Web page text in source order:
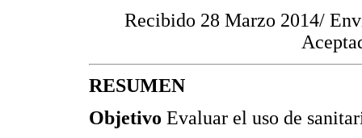
Recibido 28 Marzo 2014/
RESUMEN
Objetivo Evaluar el uso de